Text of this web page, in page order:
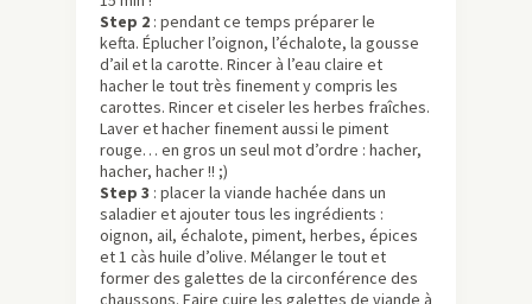
Step 2 : pendant ce temps préparer le
kefta. Éplucher l’oignon, l’échalote, la gousse
d’ail et la carotte. Rincer à l’eau claire et
hacher le tout très finement y compris les
carottes. Rincer et ciseler les herbes fraîches.
Laver et hacher finement aussi le piment
rouge… en gros un seul mot d’ordre : hacher,
hacher, hacher !! ;)
Step 3 : placer la viande hachée dans un
saladier et ajouter tous les ingrédients :
oignon, ail, échalote, piment, herbes, épices
et 1 càs huile d’olive. Mélanger le tout et
former des galettes de la circonférence des
chaussons. Faire cuire les galettes de viande à